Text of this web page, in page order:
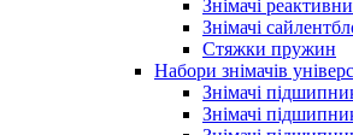
Знімачі
Знімачі
Стяжки пружин
Набори знімачів
Знімачі
Знімачі